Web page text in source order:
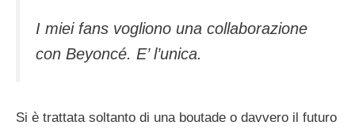
I miei fans vogliono una collaborazione
con Beyoncé. E’ l’unica.
Si è trattata soltanto di una boutade o davvero il futuro